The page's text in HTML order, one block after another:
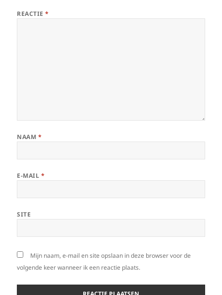
REACTIE*
NAAM *
E-MAIL *
SITE
Mijn naam, e-mail en site opslaan in deze browser voor de
volgende keer wanneer ik een reactie plaats.